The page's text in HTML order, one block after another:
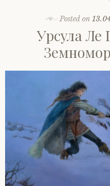
Posted on
Урсула Ле